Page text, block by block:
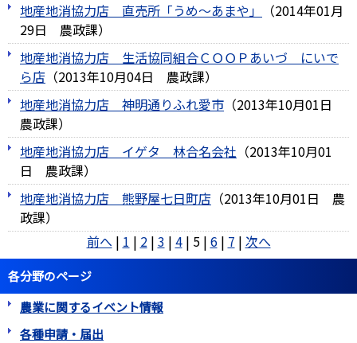
地産地消協力店 直売所「うめ～あまや」
（2014年01月
29日
農政課）
地産地消協力店 生活協同組合ＣＯＯＰあいづ にいで
ら店 （2013年10月04日 農政課）
地産地消協力店 神明通りふれ愛市 （2013年10月01日
農政課）
地産地消協力店 イゲタ 林合名会社 （2013年10月01
日
農政課）
地産地消協力店 熊野屋七日町店 （2013年10月01日
農
政課）
前へ | 1 | 2| 3 | 4| 5| 6| 7 | 次へ
各分野のページ
農業に関するイベント情報
各種申請・届出